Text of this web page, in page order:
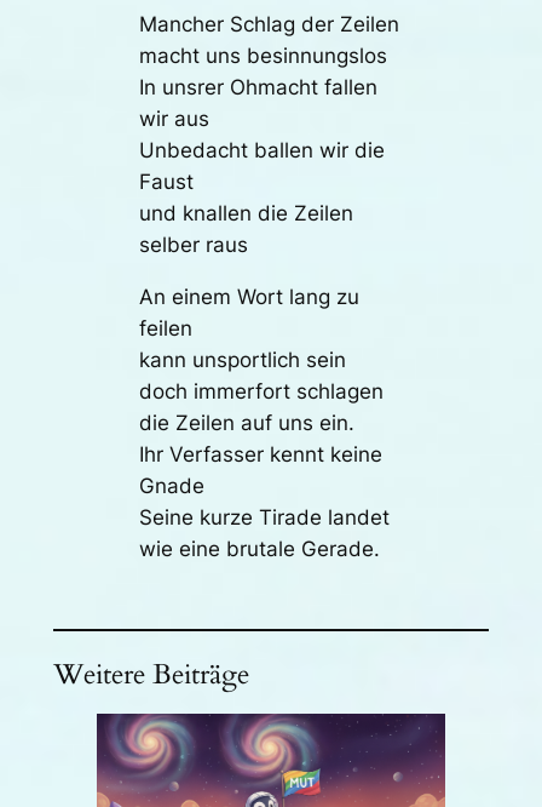
Mancher Schlag der Zeilen
macht uns besinnungslos
In unsrer Ohmacht fallen
wir aus
Unbedacht ballen wir die
Faust
und knallen die Zeilen
selber raus
An einem Wort lang zu
feilen
kann unsportlich sein
doch immerfort schlagen
die Zeilen auf uns ein.
Ihr Verfasser kennt keine
Gnade
Seine kurze Tirade landet
wie eine brutale Gerade.
Weitere Beiträge